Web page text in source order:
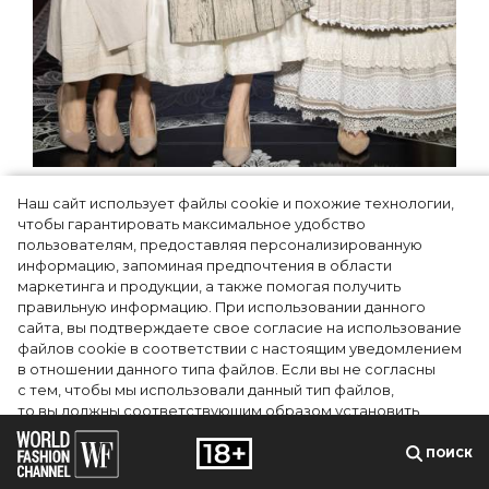
Наш сайт использует файлы cookie и похожие технологии,
чтобы гарантировать максимальное удобство
пользователям, предоставляя персонализированную
информацию, запоминая предпочтения в области
маркетинга и продукции, а также помогая получить
правильную информацию. При использовании данного
сайта, вы подтверждаете свое согласие на использование
файлов cookie в соответствии с настоящим уведомлением
в отношении данного типа файлов. Если вы не согласны
с тем, чтобы мы использовали данный тип файлов,
то вы должны соответствующим образом установить
настройки вашего браузера или не использовать сайт wfc.tv
СОГЛАСЕН
Как Ульяновск стал столицей
российской моды на два дня —
Подиум, байеры и 100 млн рублей
договорённостей: что случилось на
форуме в Ульяновске
ПОИСК